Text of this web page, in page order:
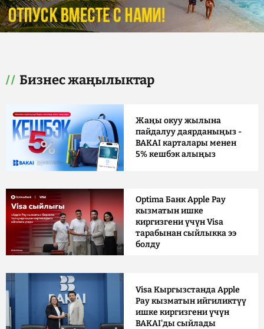
Бизнес жаңылыктар
Жаңы окуу жылына
пайдалуу даярданыңыз -
BAKAI карталары менен
5% кешбэк алыңыз
Optima Банк Apple Pay
кызматын ишке
киргизгени үчүн Visa
тарабынан сыйлыкка ээ
болду
Visa Кыргызстанда Apple
Pay кызматын ийгиликтүү
ишке киргизгени үчүн
BAKAI'ды сыйлады